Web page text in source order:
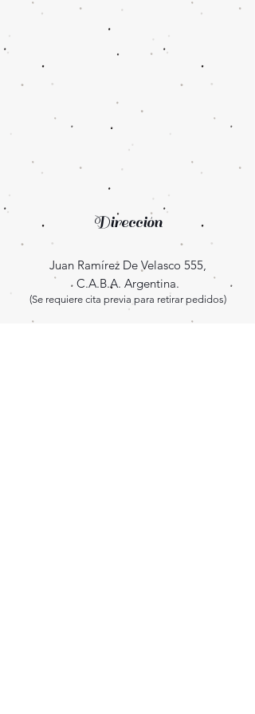
Dirección
Juan Ramírez De Velasco 555,
C.A.B.A. Argentina.
(Se requiere cita previa para retirar pedidos)